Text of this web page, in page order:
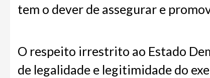
tem o dever de assegurar e
O respeito irrestrito ao Estado
de legalidade e legitimidade do